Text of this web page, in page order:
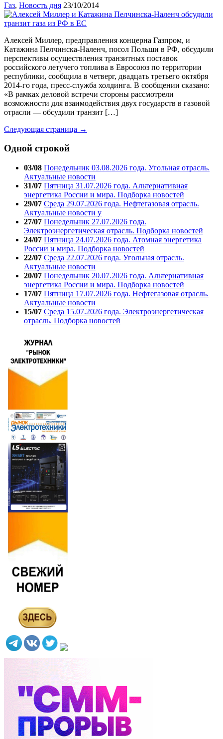
Газ, Новость дня 23/10/2014
Алексей Миллер, предправления концерна Газпром, и
Катажина Пелчинска-Наленч, посол Польши в РФ, обсудили
перспективы осуществления транзитных поставок
российского летучего топлива в Евросоюз по территории
республики, сообщила в четверг, двадцать третьего октября
2014-го года, пресс-служба холдинга. В сообщении сказано:
«В рамках деловой встречи стороны рассмотрели
возможности для взаимодействия двух государств в газовой
отрасли — обсудили транзит […]
Следующая страница →
Одной строкой
03/08 Понедельник 03.08.2026 года. Угольная отрасль.
Актуальные новости
31/07 Пятница 31.07.2026 года. Альтернативная
энергетика России и мира. Подборка новостей
29/07 Среда 29.07.2026 года. Нефтегазовая отрасль.
Актуальные новости у
27/07 Понедельник 27.07.2026 года.
Электроэнергетическая отрасль. Подборка новостей
24/07 Пятница 24.07.2026 года. Атомная энергетика
России и мира. Подборка новостей
22/07 Среда 22.07.2026 года. Угольная отрасль.
Актуальные новости
20/07 Понедельник 20.07.2026 года. Альтернативная
энергетика России и мира. Подборка новостей
17/07 Пятница 17.07.2026 года. Нефтегазовая отрасль.
Актуальные новости
15/07 Среда 15.07.2026 года. Электроэнергетическая
отрасль. Подборка новостей